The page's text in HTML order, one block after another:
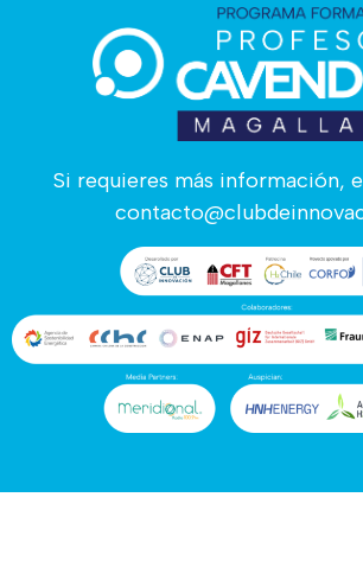
Si requieres más información,